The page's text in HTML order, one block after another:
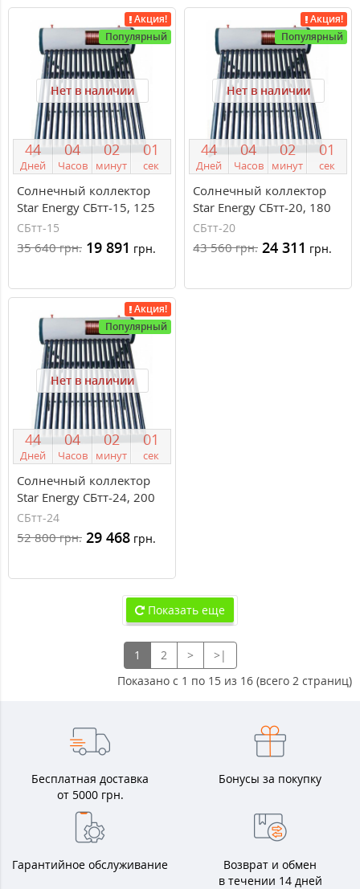
Акция!
Популярный
Нет в наличии
44
Дней
04
Часов
02
минут
00
сек
Солнечный коллектор
Star Energy СБтт-15, 125
литров, сезонный
СБтт-15
35 640грн. 19 891 грн.
Акция!
Популярный
Нет в наличии
44
Дней
04
Часов
02
минут
00
сек
Солнечный коллектор
Star Energy СБтт-20, 180
литров, сезонный
СБтт-20
43 560грн. 24 311 грн.
Акция!
Популярный
Нет в наличии
44
Дней
04
Часов
02
минут
00
сек
Солнечный коллектор
Star Energy СБтт-24, 200
литров, сезонный
СБтт-24
52 800грн. 29 468 грн.
Показать еще
1 2 >
>|
Показано с 1 по 15 из 16 (всего 2 страниц)
Бесплатная доставка
от 5000 грн.
Бонусы за покупку
Гарантийное обслуживание
Возврат и обмен
в течении 14 дней